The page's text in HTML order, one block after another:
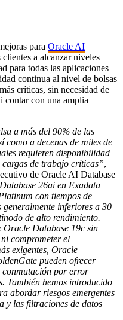
para Oracle AI
a alcanzar niveles
para todas las aplicaciones
continua al nivel de bolsas
críticas, sin necesidad de
contar con una amplia
a más del 90% de las
como a decenas de miles de
requieren disponibilidad
de trabajo críticas”,
de Oracle AI Database
26ai en Exadata
con tiempos de
inferiores a 30
de alto rendimiento.
Oracle Database 19c sin
comprometer el
exigentes, Oracle
pueden ofrecer
por error
También hemos introducido
abordar riesgos emergentes
y las filtraciones de datos